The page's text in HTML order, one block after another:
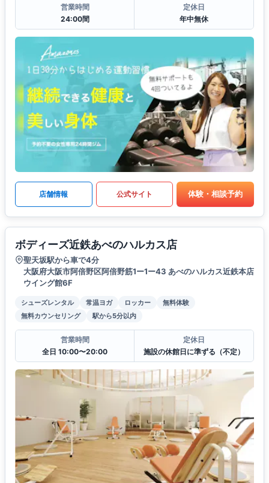
営業時間
24:00間
定休日
年中無休
店舗情報 公式サイト 体験・相談予約
ボディーズ近鉄あべのハルカス店
聖天坂駅から車で4分
大阪府大阪市阿倍野区阿倍野筋1ー1ー43 あべのハルカス近鉄本店
ウイング館6F
シューズレンタル 常温ヨガ ロッカー
無料体験
無料カウンセリング
駅から5分以内
営業時間
全日 10:00〜20:00
定休日
施設の休館日に準ずる（不定）